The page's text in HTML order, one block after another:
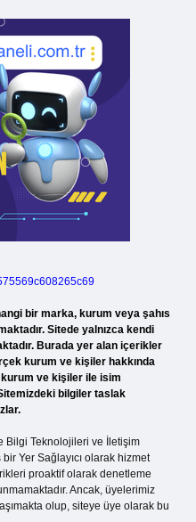
bir marka, kurum veya şahıs
Sitede yalnızca kendi
Burada yer alan içerikler
kurum ve kişiler hakkında
kurum ve kişiler ile isim
bilgiler taslak
Bilgi Teknolojileri ve İletişim
Yer Sağlayıcı olarak hizmet
proaktif olarak denetleme
Ancak, üyelerimiz
olup, siteye üye olarak bu